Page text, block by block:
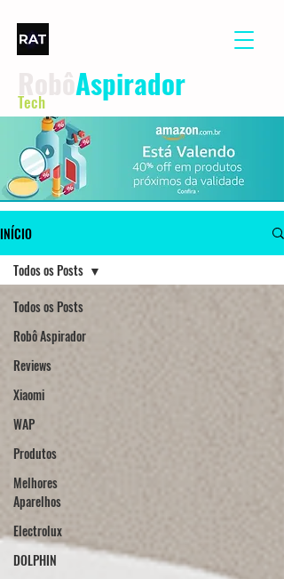
Aspirador
Tech
INÍCIO
Todos os Posts
Robô Aspirador
Reviews
Xiaomi
WAP
Produtos
Melhores
Aparelhos
Electrolux
DOLPHIN
Todos os Posts